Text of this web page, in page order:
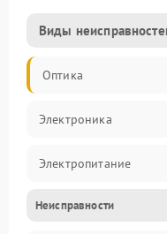
Виды
Оптика
Электроника
Электропитание
Видео
Неисправности